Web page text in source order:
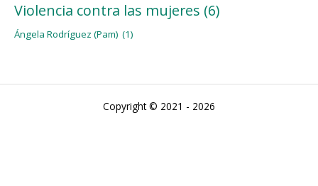
Violencia contra las mujeres (6)
Ángela Rodríguez (Pam) (1)
Copyright © 2021 - 2026